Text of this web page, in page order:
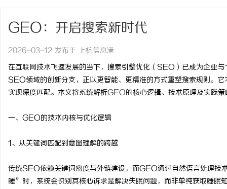
GEO：开启搜索新时代
2026-03-12 发布于 上杭信息港
在互联网技术飞速发展的当下，搜索引擎优化（SEO）已成为企业
SEO领域的创新分支，正以更智能、更精准的方式重塑搜索规则。
实现深度匹配。本文将系统解析GEO的核心逻辑、技术原理及实践
一、GEO的技术内核与优化逻辑
1、从关键词匹配到意图理解的跨越
传统SEO依赖关键词密度与外链建设，而GEO通过自然语言处理技
睡”时，系统会识别其核心诉求是解决失眠问题，而非单纯获取睡眠